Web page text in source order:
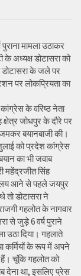
मामला उठाकर
अध्यक्ष डोटासरा को
डोटासरा के जले पर
पर लोकप्रियता का
के वरिष्ठ नेता
जोधपुर के दौरे पर
बयानबाजी की।
को प्रदेश कांग्रेस
का भी जवाब
महेंद्रजीत सिंह
आने से पहले जयपुर
डोटासरा ने
गहलोत के नागवार
से जुड़े 6 वर्ष पुराने
उठा दिया। गहलाते
कर्मियों के रूप में अपने
चूंकि गहलोत को
देना था, इसलिए प्रेस